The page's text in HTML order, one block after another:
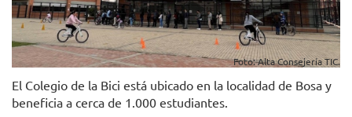
Foto: Alta Consejería TIC.
El Colegio de la Bici está ubicado en la localidad de Bosa y
beneficia a cerca de 1.000 estudiantes.